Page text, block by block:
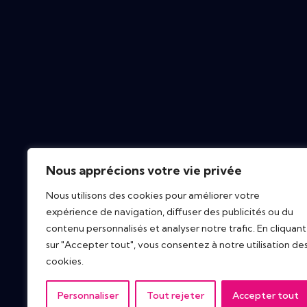
Nous apprécions votre vie privée
Nous utilisons des cookies pour améliorer votre
expérience de navigation, diffuser des publicités ou du
contenu personnalisés et analyser notre trafic. En cliquant
sur "Accepter tout", vous consentez à notre utilisation
cookies.
Personnaliser Tout rejeter Accepter tout